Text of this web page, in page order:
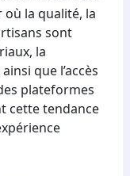
la qualité, la
sont
la
que l’accès
plateformes
cette tendance